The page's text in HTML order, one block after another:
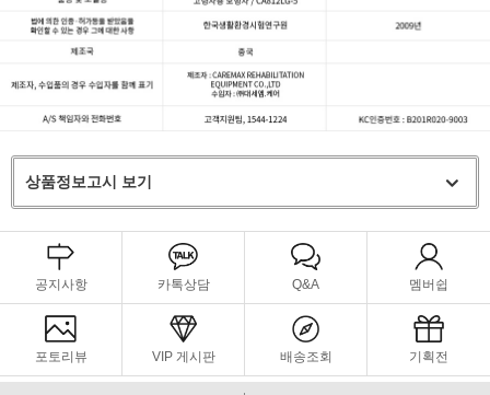
상품정보고시 보기
공지사항 카톡상담 Q&A 멤버쉽
포토리뷰 VIP 게시판 배송조회 기획전